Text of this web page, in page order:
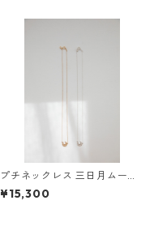
プチネックレス 三日月ムーン/
GETSUMEN petit necklace m
ikazuki moon
¥15,300